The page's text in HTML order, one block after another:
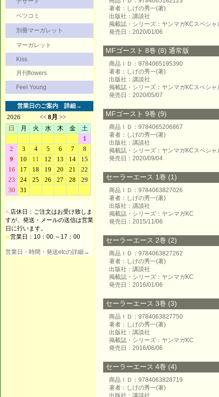
ベツコミ
別冊マーガレット
マーガレット
Kiss
月刊flowers
Feel Young
営業日のご案内 詳細→
■ 店休日：ご注文はお受け致しま
すが、発送・メールの送信は営業
日に行います。
■ 営業日：10：00.～17：00
営業日・時間・発送etcの詳細→
著者：しげの秀一(著)
出版社：講談社
掲載誌・シリーズ：ヤンマガKCスペシャ
発売日：2020/01/06
MFゴースト 8巻 (8) 通常版
商品ＩＤ：9784065195390
著者：しげの秀一(著)
出版社：講談社
掲載誌・シリーズ：ヤンマガKCスペシャ
発売日：2020/05/07
MFゴースト 9巻 (9)
商品ＩＤ：9784065206867
著者：しげの秀一(著)
出版社：講談社
掲載誌・シリーズ：ヤンマガKCスペシャ
発売日：2020/09/04
セーラーエース 1巻 (1)
商品ＩＤ：9784063827026
著者：しげの秀一(著)
出版社：講談社
掲載誌・シリーズ：ヤンマガKC
発売日：2015/11/06
セーラーエース 2巻 (2)
商品ＩＤ：9784063827262
著者：しげの秀一(著)
出版社：講談社
掲載誌・シリーズ：ヤンマガKC
発売日：2016/01/06
セーラーエース 3巻 (3)
商品ＩＤ：9784063827750
著者：しげの秀一(著)
出版社：講談社
掲載誌・シリーズ：ヤンマガKC
発売日：2016/06/06
セーラーエース 4巻 (4)
商品ＩＤ：9784063828719
著者：しげの秀一(著)
出版社：講談社